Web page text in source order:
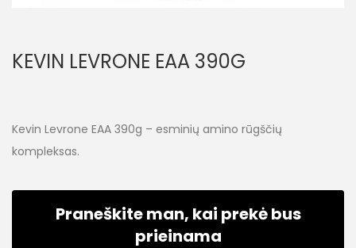
KEVIN LEVRONE EAA 390G
Kevin Levrone EAA 390g – esminių amino rūgščių
kompleksas.
Praneškite man, kai prekė bus
prieinama